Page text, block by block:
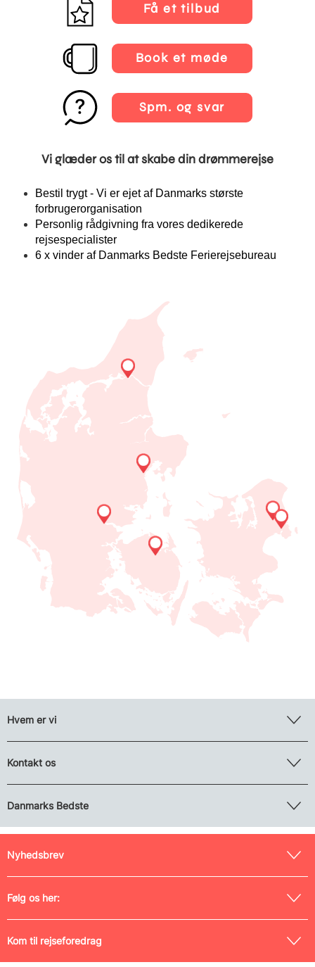
Få et tilbud
Book et møde
Spm. og svar
Vi glæder os til at skabe din drømmerejse
Bestil trygt - Vi er ejet af Danmarks største
forbrugerorganisation
Personlig rådgivning fra vores dedikerede
rejsespecialister
6 x vinder af Danmarks Bedste Ferierejsebureau
Hvem er vi
Kontakt os
Danmarks Bedste
Nyhedsbrev
Følg os her:
Kom til rejseforedrag